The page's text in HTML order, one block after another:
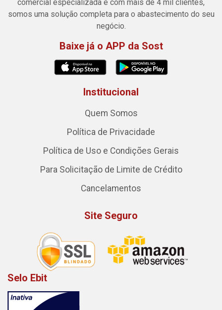
comercial especializada e com mais de 4 mil clientes,
somos uma solução completa para o abastecimento do seu
negócio.
Baixe já o APP da Sost
Institucional
Quem Somos
Política de Privacidade
Política de Uso e Condições Gerais
Para Solicitação de Limite de Crédito
Cancelamentos
Site Seguro
Selo Ebit